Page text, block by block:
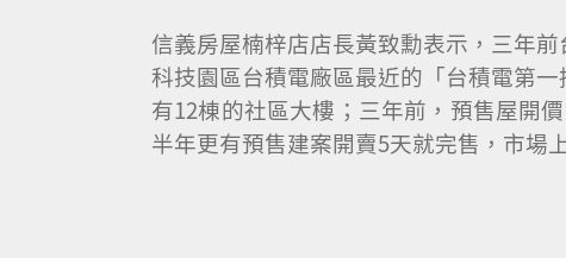
信義房屋楠梓店店長黃致勳表示，三年
科技園區台積電廠區最近的「台積電第
有12棟的社區大樓；三年前，預售屋開
半年更有預售建案開賣5天就完售，市場